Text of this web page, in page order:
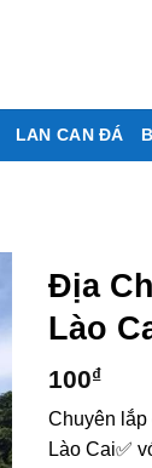
LAN CAN ĐÁ
Địa
Lào
100₫
Chuyên lắp
Lào Cai✅